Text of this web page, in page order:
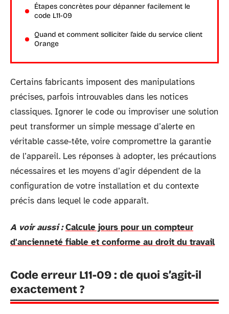
Étapes concrètes pour dépanner facilement le
code L11-09
Quand et comment solliciter l’aide du service client
Orange
Certains fabricants imposent des manipulations
précises, parfois introuvables dans les notices
classiques. Ignorer le code ou improviser une solution
peut transformer un simple message d’alerte en
véritable casse-tête, voire compromettre la garantie
de l’appareil. Les réponses à adopter, les précautions
nécessaires et les moyens d’agir dépendent de la
configuration de votre installation et du contexte
précis dans lequel le code apparaît.
A voir aussi : Calcule jours pour un compteur
d'ancienneté fiable et conforme au droit du travail
Code erreur L11-09 : de quoi s’agit-il
exactement ?